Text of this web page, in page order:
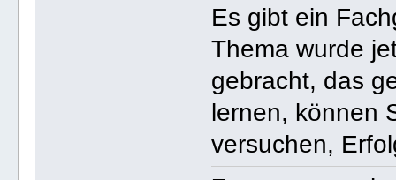
Es gibt ein
Thema wurde
gebracht, das
lernen, können
versuchen,